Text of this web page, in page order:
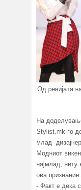
Од ревијата
На
Stylist.mk го
млад
Модниот
најмлад, ниту
ова признание.
- Факт е дека